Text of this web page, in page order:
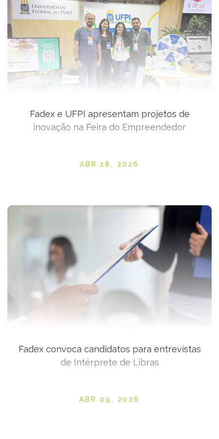
Fadex e UFPI apresentam projetos de
inovação na Feira do Empreendedor
Posted on
ABR 18, 2026
Fadex convoca candidatos para entrevistas
de Intérprete de Libras
Posted on
ABR 09, 2026